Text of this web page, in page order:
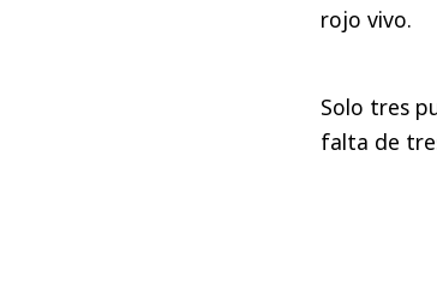
rojo vivo.
Solo tres
falta de